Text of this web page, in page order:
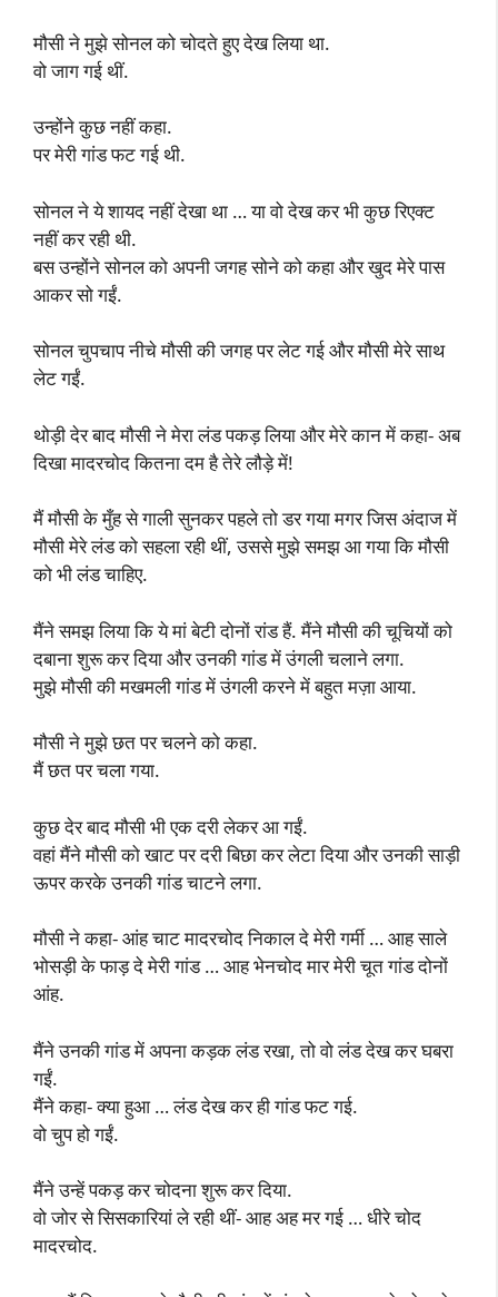
मौसी ने मुझे सोनल को चोदते हुए देख लिया था.
वो जाग गई थीं.
उन्होंने कुछ नहीं कहा.
पर मेरी गांड फट गई थी.
सोनल ने ये शायद नहीं देखा था … या वो देख कर भी कुछ रिएक्ट
नहीं कर रही थी.
बस उन्होंने सोनल को अपनी जगह सोने को कहा और खुद मेरे पास
आकर सो गईं.
सोनल चुपचाप नीचे मौसी की जगह पर लेट गई और मौसी मेरे साथ
लेट गईं.
थोड़ी देर बाद मौसी ने मेरा लंड पकड़ लिया और मेरे कान में कहा- अब
दिखा मादरचोद कितना दम है तेरे लौड़े में!
मैं मौसी के मुँह से गाली सुनकर पहले तो डर गया मगर जिस अंदाज में
मौसी मेरे लंड को सहला रही थीं, उससे मुझे समझ आ गया कि मौसी
को भी लंड चाहिए.
मैंने समझ लिया कि ये मां बेटी दोनों रांड हैं. मैंने मौसी की चूचियों को
दबाना शुरू कर दिया और उनकी गांड में उंगली चलाने लगा.
मुझे मौसी की मखमली गांड में उंगली करने में बहुत मज़ा आया.
मौसी ने मुझे छत पर चलने को कहा.
मैं छत पर चला गया.
कुछ देर बाद मौसी भी एक दरी लेकर आ गईं.
वहां मैंने मौसी को खाट पर दरी बिछा कर लेटा दिया और उनकी साड़ी
ऊपर करके उनकी गांड चाटने लगा.
मौसी ने कहा- आंह चाट मादरचोद निकाल दे मेरी गर्मी … आह साले
भोसड़ी के फाड़ दे मेरी गांड … आह भेनचोद मार मेरी चूत गांड दोनों
आंह.
मैंने उनकी गांड में अपना कड़क लंड रखा, तो वो लंड देख कर घबरा
गईं.
मैंने कहा- क्या हुआ … लंड देख कर ही गांड फट गई.
वो चुप हो गईं.
मैंने उन्हें पकड़ कर चोदना शुरू कर दिया.
वो जोर से सिसकारियां ले रही थीं- आह अह मर गई … धीरे चोद
मादरचोद.